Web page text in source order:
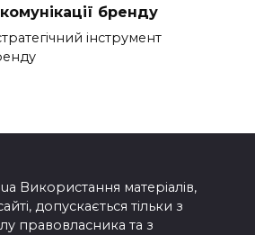
бренду
інструмент
Використання матеріалів,
допускається тільки з
правовласника та з